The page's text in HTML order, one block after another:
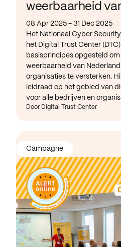
weerbaarheid
08 Apr 2025 - 31 Dec 2025
Het Nationaal Cyber
het Digital Trust Center
basisprincipes opgesteld
weerbaarheid van
organisaties te versterken.
leidraad op het gebied van
voor alle bedrijven en
Door Digital Trust Center
Campagne